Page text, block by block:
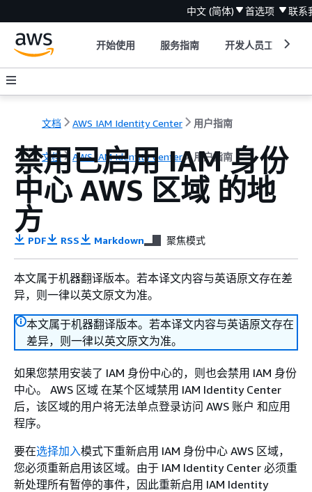
中文 (简体) 首选项 联系
开始使用 服务指南 开发人员工具
文档 AWS IAM Identity Center 用户指南
文档 AWS IAM Identity Center 用户指南
禁用已启用 IAM 身份
中心 AWS 区域 的地
方
PDF RSS Markdown 聚焦模式
本文属于机器翻译版本。若本译文内容与英语原文存在差
异，则一律以英文原文为准。
本文属于机器翻译版本。若本译文内容与英语原文存在
差异，则一律以英文原文为准。
如果您禁用安装了 IAM 身份中心的，则也会禁用 IAM 身份
中心。 AWS 区域 在某个区域禁用 IAM Identity Center
后，该区域的用户将无法单点登录访问 AWS 账户 和应用
程序。
要在选择加入模式下重新启用 IAM 身份中心 AWS 区域，
您必须重新启用该区域。由于 IAM Identity Center 必须重
新处理所有暂停的事件，因此重新启用 IAM Identity